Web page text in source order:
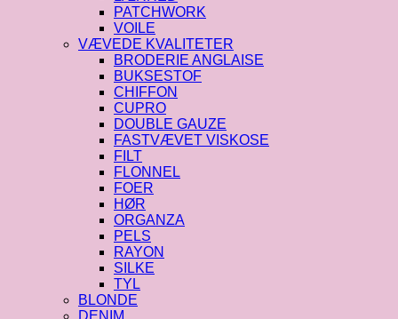
PATCHWORK
VOILE
VÆVEDE KVALITETER
BRODERIE ANGLAISE
BUKSESTOF
CHIFFON
CUPRO
DOUBLE GAUZE
FASTVÆVET VISKOSE
FILT
FLONNEL
FOER
HØR
ORGANZA
PELS
RAYON
SILKE
TYL
BLONDE
DENIM